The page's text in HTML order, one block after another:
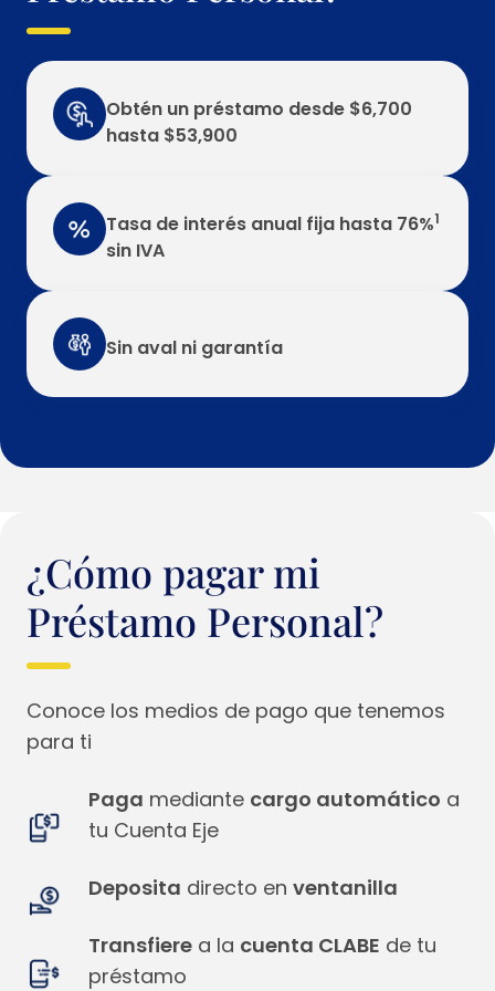
Obtén un préstamo desde $6,700
hasta $53,900
Tasa de interés anual fija hasta 76%1
sin IVA
Sin aval ni garantía
¿Cómo pagar mi
Préstamo Personal?
Conoce los medios de pago que tenemos
para ti
Paga mediante cargo automático a
tu Cuenta Eje
Deposita directo en ventanilla
Transfiere a la cuenta CLABE de tu
préstamo